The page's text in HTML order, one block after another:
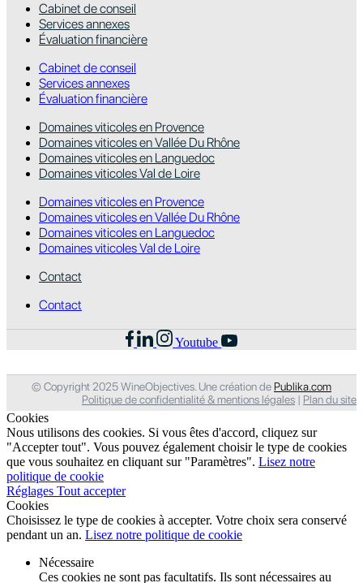
Cabinet de conseil
Services annexes
Évaluation financière
Cabinet de conseil
Services annexes
Évaluation financière
Domaines viticoles en Provence
Domaines viticoles en Vallée Du Rhône
Domaines viticoles en Languedoc
Domaines viticoles Val de Loire
Domaines viticoles en Provence
Domaines viticoles en Vallée Du Rhône
Domaines viticoles en Languedoc
Domaines viticoles Val de Loire
Contact
Contact
Youtube
© Copyright 2025 WineObjectives. Une création de Publika.com
Politique de confidentialité & mentions légales | Plan du site
Cookies
Nous utilisons des cookies. Si vous êtes d'accord, cliquez sur
"Accepter tout". Vous pouvez également choisir le type de cookies
que vous souhaitez en cliquant sur "Paramètres". Lisez notre
politique de cookie
Réglages Tout accepter
Cookies
Choisissez le type de cookies à accepter. Votre choix sera conservé
pendant un an. Lisez notre politique de cookie
Nécessaire
Ces cookies ne sont pas facultatifs. Ils sont nécessaires au